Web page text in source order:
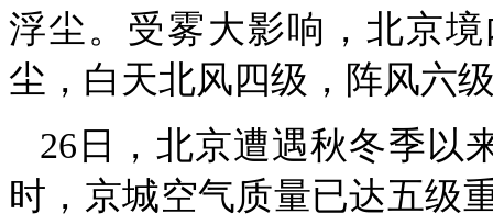
浮尘。受雾大影响，北京
尘，白天北风四级，阵风六
26日，北京遭遇秋冬季以
时，京城空气质量已达五级